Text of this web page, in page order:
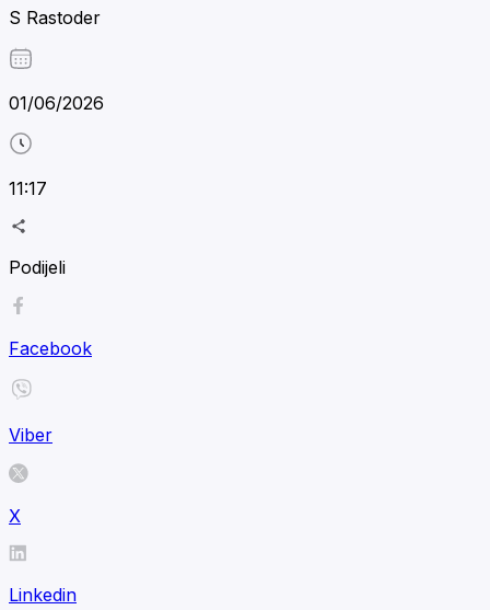
S Rastoder
01/06/2026
11:17
Podijeli
Facebook
Viber
X
Linkedin